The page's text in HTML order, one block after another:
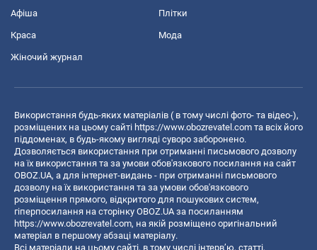
Афіша Плітки
Краса Мода
Жіночий журнал
Використання будь-яких матеріалів ( в тому числі фото- та відео-),
розміщених на цьому сайті https://www.obozrevatel.com та всіх його
піддоменах, в будь-якому вигляді суворо заборонено.
Дозволяється використання при отриманні письмового дозволу
на їх використання та за умови обов'язкового посилання на сайт
OBOZ.UA, а для інтернет-видань - при отриманні письмового
дозволу на їх використання та за умови обов'язкового
розміщення прямого, відкритого для пошукових систем,
гіперпосилання на сторінку OBOZ.UA за посиланням
https://www.obozrevatel.com, на якій розміщено оригінальний
матеріал в першому абзаці матеріалу.
Всі матеріали на цьому сайті, в тому числі інтерв’ю, статті,